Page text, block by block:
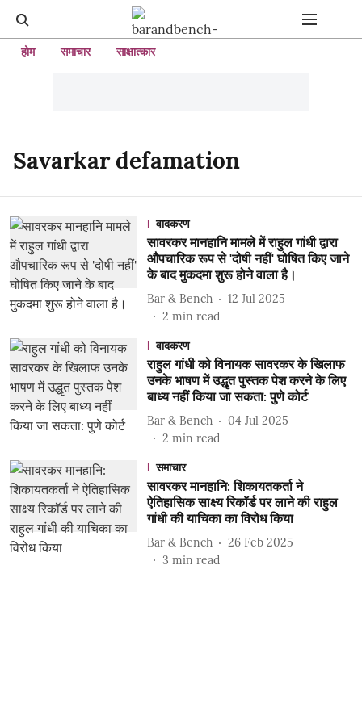
होम समाचार साक्षात्कार
Savarkar defamation
वादकरण
सावरकर मानहानि मामले में राहुल गांधी द्वारा
औपचारिक रूप से 'दोषी नहीं' घोषित किए जाने
के बाद मुकदमा शुरू होने वाला है।
Bar & Bench
12 Jul 2025
2 min read
वादकरण
राहुल गांधी को विनायक सावरकर के खिलाफ
उनके भाषण में उद्धृत पुस्तक पेश करने के लिए
बाध्य नहीं किया जा सकता: पुणे कोर्ट
Bar & Bench
04 Jul 2025
2 min read
समाचार
सावरकर मानहानि: शिकायतकर्ता ने
ऐतिहासिक साक्ष्य रिकॉर्ड पर लाने की राहुल
गांधी की याचिका का विरोध किया
Bar & Bench
26 Feb 2025
3 min read